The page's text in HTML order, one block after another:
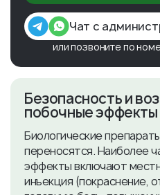
Чат с
или позвоните по
​Безопасность и
побочные эффекты
Биологические
переносятся. Наиболее
эффекты включают
инъекция (покраснение,